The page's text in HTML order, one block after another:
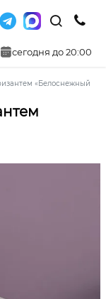
сегодня до 20:00
«Белоснежный